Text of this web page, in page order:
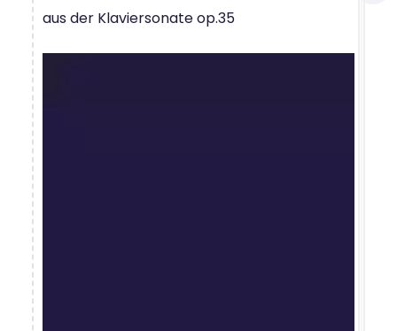
aus der Klaviersonate op.35